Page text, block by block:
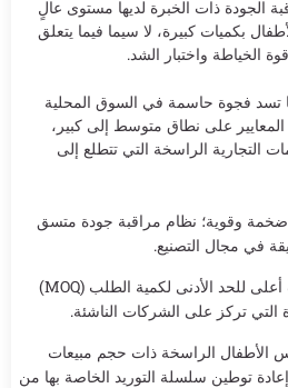
الجودة ذات الخبرة لديها مستوى عالٍ
بكميات كبيرة، لا سيما فيما يتعلق
الخياطة واختبار الشد.
تسد فجوة حاسمة في السوق المحلية
المعايير على نطاق متوسط إلى كبير،
التجارية الراسخة التي تتطلع إلى
ضخمة وقوية؛ نظام مراقبة جودة متسق
في مجال التصنيع.
: لديها متطلبات أعلى للحد الأدنى لكمية الطلب (MOQ)
التي تركز على الشركات الناشئة.
الأطفال الراسخة ذات حجم مبيعات
توطين سلسلة التوريد الخاصة بها من